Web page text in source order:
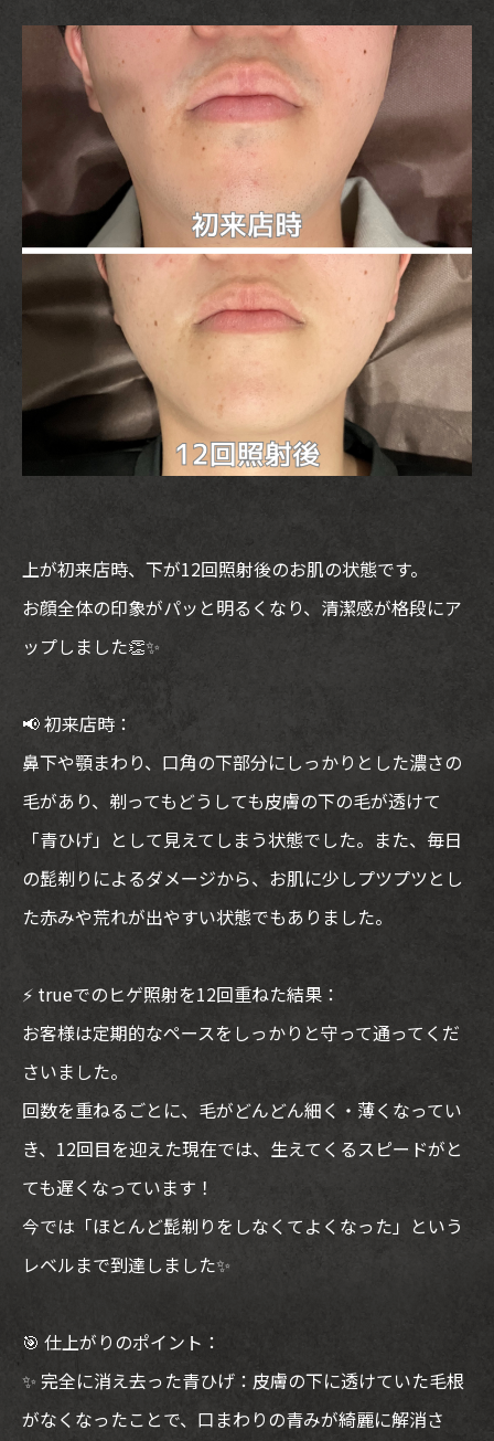
上が初来店時、下が12回照射後のお肌の状態です。
お顔全体の印象がパッと明るくなり、清潔感が格段にア
ップしました👏✨
📢 初来店時：
鼻下や顎まわり、口角の下部分にしっかりとした濃さの
毛があり、剃ってもどうしても皮膚の下の毛が透けて
「青ひげ」として見えてしまう状態でした。また、毎日
の髭剃りによるダメージから、お肌に少しプツプツとし
た赤みや荒れが出やすい状態でもありました。
⚡ trueでのヒゲ照射を12回重ねた結果：
お客様は定期的なペースをしっかりと守って通ってくだ
さいました。
回数を重ねるごとに、毛がどんどん細く・薄くなってい
き、12回目を迎えた現在では、生えてくるスピードがと
ても遅くなっています！
今では「ほとんど髭剃りをしなくてよくなった」という
レベルまで到達しました✨
🎯 仕上がりのポイント：
✨ 完全に消え去った青ひげ：皮膚の下に透けていた毛根
がなくなったことで、口まわりの青みが綺麗に解消さ